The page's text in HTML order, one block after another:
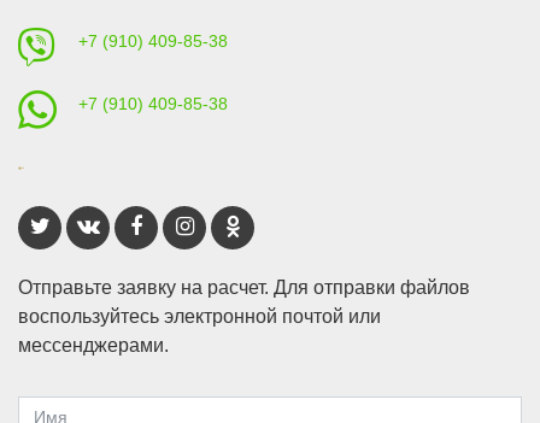
+7 (910) 409-85-38
+7 (910) 409-85-38
Отправьте заявку на расчет. Для отправки файлов
воспользуйтесь электронной почтой или
мессенджерами.